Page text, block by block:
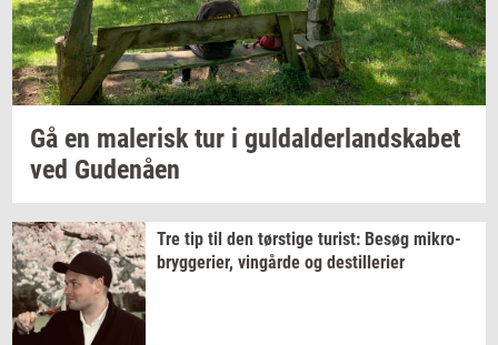
Gå en ma­le­risktur i gul­dal­der­land­ska­bet
ved Gu­denå­en
Tre tip til den tørsti­ge turist: Besøg mi­kro­
bryg­ge­ri­er, vin­går­de og destil­le­ri­er